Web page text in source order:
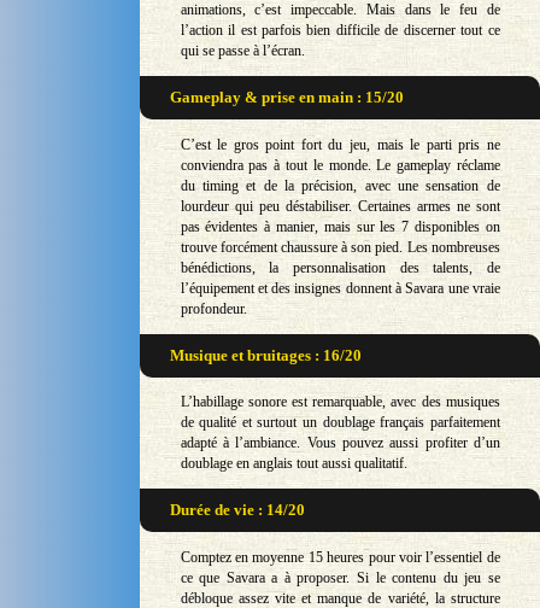
animations, c’est impeccable. Mais dans le feu de
l’action il est parfois bien difficile de discerner tout ce
qui se passe à l’écran.
Gameplay & prise en main : 15/20
C’est le gros point fort du jeu, mais le parti pris ne
conviendra pas à tout le monde. Le gameplay réclame
du timing et de la précision, avec une sensation de
lourdeur qui peu déstabiliser. Certaines armes ne sont
pas évidentes à manier, mais sur les 7 disponibles on
trouve forcément chaussure à son pied. Les nombreuses
bénédictions, la personnalisation des talents, de
l’équipement et des insignes donnent à Savara une vraie
profondeur.
Musique et bruitages : 16/20
L’habillage sonore est remarquable, avec des musiques
de qualité et surtout un doublage français parfaitement
adapté à l’ambiance. Vous pouvez aussi profiter d’un
doublage en anglais tout aussi qualitatif.
Durée de vie : 14/20
Comptez en moyenne 15 heures pour voir l’essentiel de
ce que Savara a à proposer. Si le contenu du jeu se
débloque assez vite et manque de variété, la structure